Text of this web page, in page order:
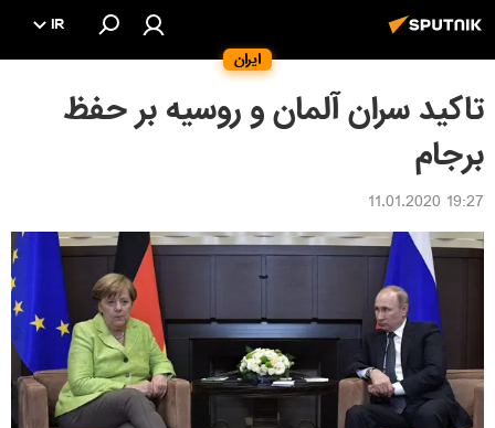
ایران
IR
تاکید سران آلمان و روسیه بر حفظ
برجام
19:27 11.01.2020